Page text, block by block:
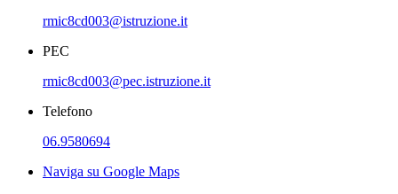
rmic8cd003@istruzione.it
PEC
rmic8cd003@pec.istruzione.it
Telefono
06.9580694
Naviga su Google Maps